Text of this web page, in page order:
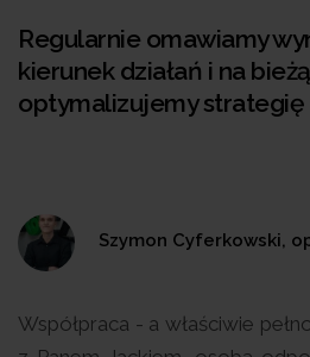
Regularnie omawiamy
kierunek działań i na
optymalizujemy strategię
Szymon Cyferkowski,
Współpraca - a właściwie